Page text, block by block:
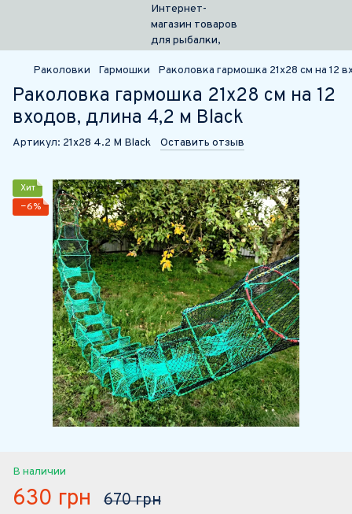
Раколовки Гармошки Раколовка гармошка 21х28 см на 12
Раколовка гармошка 21х28 см на 12
входов, длина 4,2 м Black
Артикул: 21х28 4.2 М Black Оставить отзыв
Хит
−6%
В наличии
630 грн 670 грн